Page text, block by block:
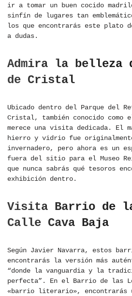
ir a tomar un buen cocido
sinfín de lugares tan
los que encontrarás este plato
a dudas.
Admira la belleza
de Cristal
Ubicado dentro del Parque del
Cristal, también conocido como
merece una visita dedicada. El
hierro y vidrio fue originalmente
invernadero, pero ahora es un
fuera del sitio para el Museo
que nunca sabrás qué tesoros
exhibición dentro.
Visita Barrio de
Calle Cava Baja
Según Javier Navarra, estos
encontrarás la versión más
“donde la vanguardia y la
perfecta”. En el Barrio de las
«barrio literario», encontrarás